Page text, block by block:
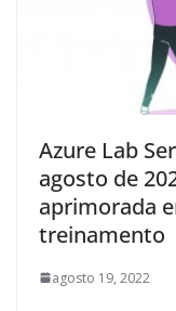
Azure Lab
agosto de
aprimorada
treinamento
agosto 19, 2022